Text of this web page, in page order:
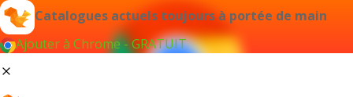
Catalogues actuels toujours à portée de main
Ajouter à Chrome - GRATUIT